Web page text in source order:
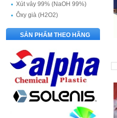
Xút vảy 99% (NaOH 99%)
Ôxy già (H2O2)
SẢN PHẨM THEO HÃNG